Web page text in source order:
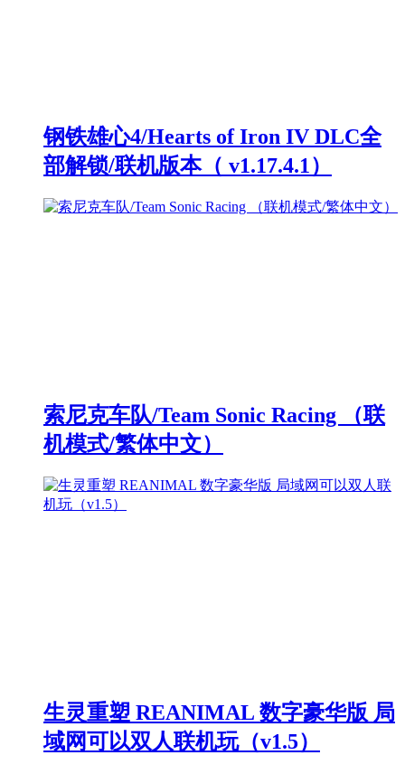
钢铁雄心4/Hearts of Iron IV DLC全
部解锁/联机版本（ v1.17.4.1）
索尼克车队/Team Sonic Racing （联
机模式/繁体中文）
生灵重塑 REANIMAL 数字豪华版 局
域网可以双人联机玩（v1.5）